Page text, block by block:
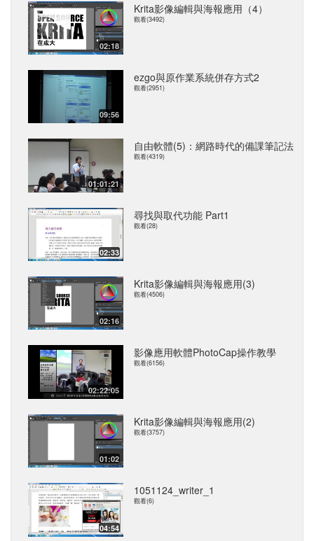
02:18
Krita影像編輯與海報應用（4）
觀看(3492)
09:56
ezgo與原作業系統併存方式2
觀看(2951)
01:01:21
自由軟體(5)：網路時代的備課筆記法
觀看(4319)
02:33
尋找與取代功能 Part1
觀看(28)
02:16
Krita影像編輯與海報應用(3)
觀看(4506)
02:22:05
影像應用軟體PhotoCap操作教學
觀看(6156)
01:02
Krita影像編輯與海報應用(2)
觀看(3757)
04:54
1051124_writer_1
觀看(6)